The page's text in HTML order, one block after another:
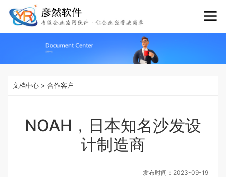
文档中心 > 合作客户
NOAH，日本知名沙发设
计制造商
发布时间： 2023-09-19